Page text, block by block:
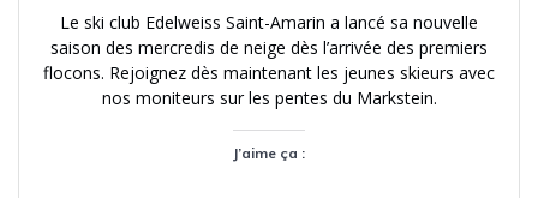
Le ski club Edelweiss Saint-Amarin a lancé sa nouvelle
saison des mercredis de neige dès l’arrivée des premiers
flocons. Rejoignez dès maintenant les jeunes skieurs avec
nos moniteurs sur les pentes du Markstein.
J’aime ça :